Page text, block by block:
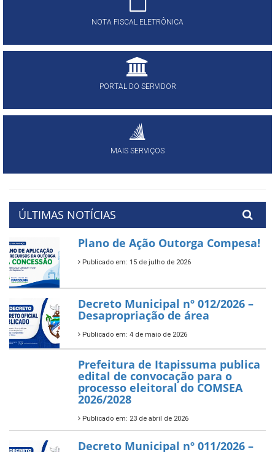
NOTA FISCAL ELETRÔNICA
PORTAL DO SERVIDOR
MAIS SERVIÇOS
ÚLTIMAS NOTÍCIAS
Plano de Ação Outorga Compesa!
Publicado em: 15 de julho de 2026
Decreto Municipal nº 012/2026 –
Desapropriação de área
Publicado em: 4 de maio de 2026
Prefeitura de Itapissuma publica
edital de convocação para o
processo eleitoral do COMSEA
2026/2028
Publicado em: 23 de abril de 2026
Decreto Municipal nº 011/2026 –